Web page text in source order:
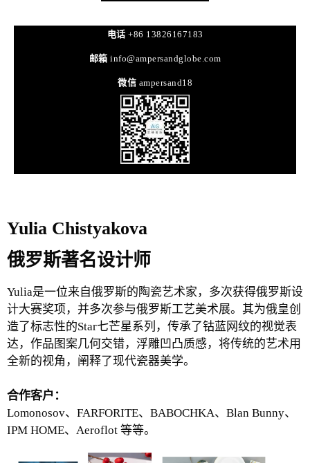
电话 +86 13826167183
邮箱 info@ampersandglobe.com
微信 ampersand18
Yulia Chistyakova
俄罗斯著名设计师
Yulia是一位来自俄罗斯的陶瓷艺术家，多次获得俄罗斯设
计大赛奖项，并多次参与俄罗斯工艺美术展。其为俄皇创
造了标志性的Star七芒星系列，传承了钴蓝网纹的视觉表
达，作品图案几何交错，浮雕凹凸质感，将传统的艺术用
全新的视角，阐释了现代瓷器美学。
合作客户：
Lomonosov、FARFORITE、BABOCHKA、Blan Bunny、
IPM HOME、Aeroflot 等等。